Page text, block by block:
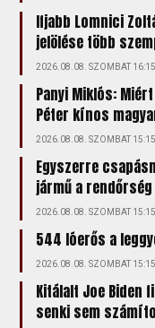
Ifjabb Lomnici
jelölése több
2026.08.08. SZOMBAT 16:15
Panyi Miklós:
Péter kínos
2026.08.08. SZOMBAT 15:15
Egyszerre
jármű a
2026.08.08. SZOMBAT 15:15
544 lóerős a
2026.08.08. SZOMBAT 15:15
Kitálalt Joe Biden
senki sem